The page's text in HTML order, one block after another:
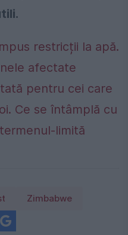
restricții la apă.
afectate
pentru cei care
Ce se întâmplă cu
limită
Zimbabwe